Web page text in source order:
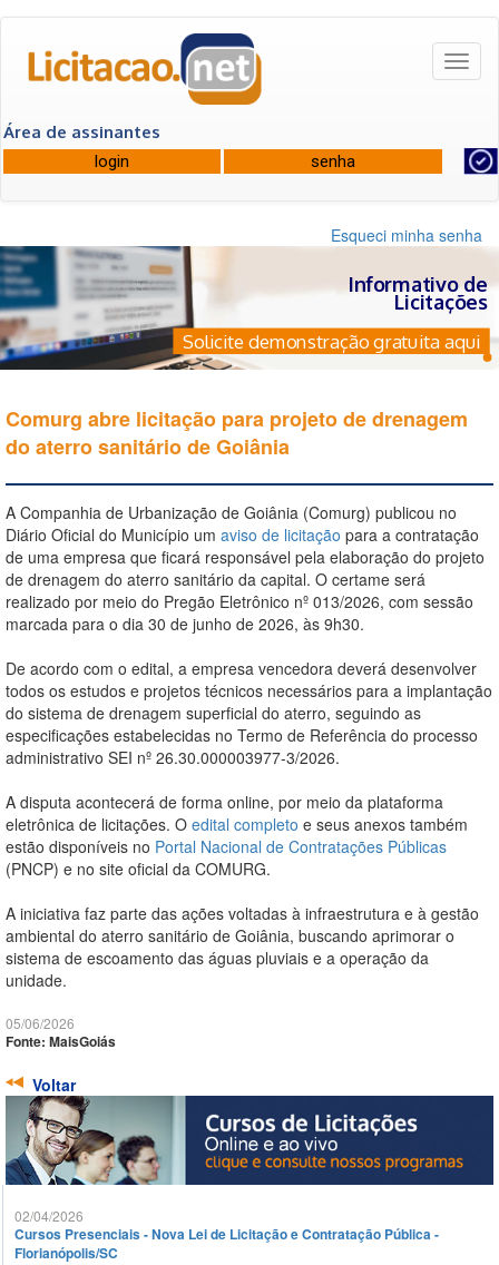
Área de assinantes
Esqueci minha senha
Informativo de
Licitações
Solicite demonstração gratuita aqui
Comurg abre licitação para projeto de drenagem
do aterro sanitário de Goiânia
A Companhia de Urbanização de Goiânia (Comurg) publicou no
Diário Oficial do Município um aviso de licitação para a contratação
de uma empresa que ficará responsável pela elaboração do projeto
de drenagem do aterro sanitário da capital. O certame será
realizado por meio do Pregão Eletrônico nº 013/2026, com sessão
marcada para o dia 30 de junho de 2026, às 9h30.
De acordo com o edital, a empresa vencedora deverá desenvolver
todos os estudos e projetos técnicos necessários para a implantação
do sistema de drenagem superficial do aterro, seguindo as
especificações estabelecidas no Termo de Referência do processo
administrativo SEI nº 26.30.000003977-3/2026.
A disputa acontecerá de forma online, por meio da plataforma
eletrônica de licitações. O edital completo e seus anexos também
estão disponíveis no Portal Nacional de Contratações Públicas
(PNCP) e no site oficial da COMURG.
A iniciativa faz parte das ações voltadas à infraestrutura e à gestão
ambiental do aterro sanitário de Goiânia, buscando aprimorar o
sistema de escoamento das águas pluviais e a operação da
unidade.
05/06/2026
Fonte: MaisGoiás
Voltar
02/04/2026
Cursos Presenciais - Nova Lei de Licitação e Contratação Pública -
Florianópolis/SC